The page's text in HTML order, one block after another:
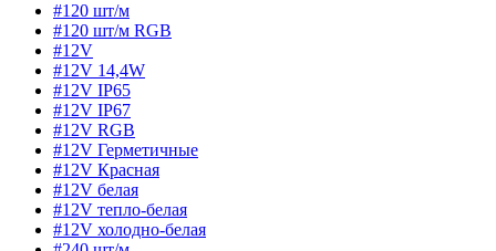
#120 шт/м
#120 шт/м RGB
#12V
#12V 14,4W
#12V IP65
#12V IP67
#12V RGB
#12V Герметичные
#12V Красная
#12V белая
#12V тепло-белая
#12V холодно-белая